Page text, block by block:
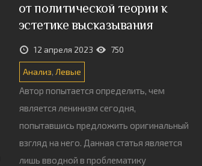
от политической теории к
эстетике высказывания
12 апреля 2023 750
Анализ, Левые
Автор попытается определить, чем
является ленинизм сегодня,
попытавшись предложить оригинальный
взгляд на него. Данная статья является
лишь вводной в проблематику